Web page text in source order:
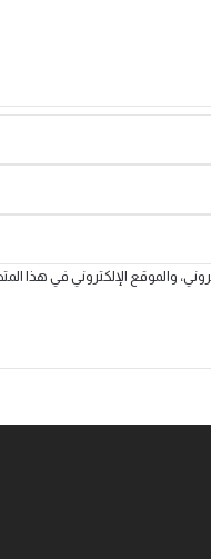
والموقع الإلكتروني في هذا